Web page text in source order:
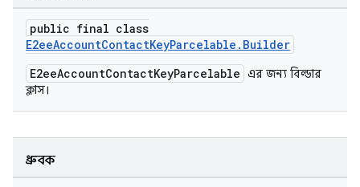
public final class
E2eeAccountContactKeyParcelable.Builder
E2eeAccountContactKeyParcelable এর জন্য বিল্ডার
ক্লাস।
ধ্রুবক